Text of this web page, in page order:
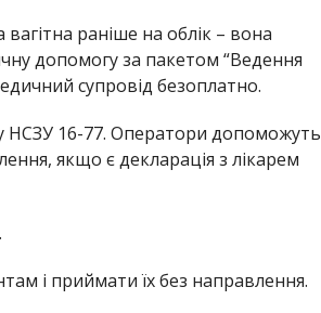
раніше на облік – вона
допомогу за пакетом “Ведення
супровід безоплатно.
НСЗУ 16-77. Оператори допоможуть
якщо є декларація з лікарем
і приймати їх без направлення.